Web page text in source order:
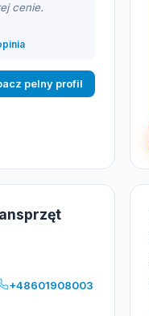
cenie.
pelny profil
+48601908003